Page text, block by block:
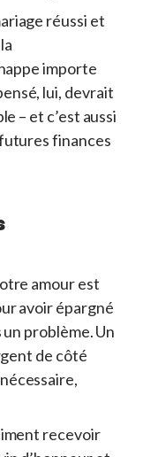
réussi et
importe
lui, devrait
– et c’est aussi
finances
amour est
avoir épargné
problème. Un
de côté
recevoir